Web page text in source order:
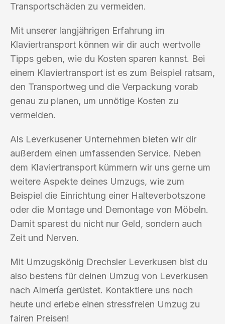
Transportschäden zu vermeiden.
Mit unserer langjährigen Erfahrung im
Klaviertransport können wir dir auch wertvolle
Tipps geben, wie du Kosten sparen kannst. Bei
einem Klaviertransport ist es zum Beispiel ratsam,
den Transportweg und die Verpackung vorab
genau zu planen, um unnötige Kosten zu
vermeiden.
Als Leverkusener Unternehmen bieten wir dir
außerdem einen umfassenden Service. Neben
dem Klaviertransport kümmern wir uns gerne um
weitere Aspekte deines Umzugs, wie zum
Beispiel die Einrichtung einer Halteverbotszone
oder die Montage und Demontage von Möbeln.
Damit sparest du nicht nur Geld, sondern auch
Zeit und Nerven.
Mit Umzugskönig Drechsler Leverkusen bist du
also bestens für deinen Umzug von Leverkusen
nach Almería gerüstet. Kontaktiere uns noch
heute und erlebe einen stressfreien Umzug zu
fairen Preisen!